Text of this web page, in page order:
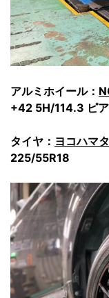
アルミホイール：
+42 5H/114.3 ピ
タイヤ： ヨコハマ
225/55R18